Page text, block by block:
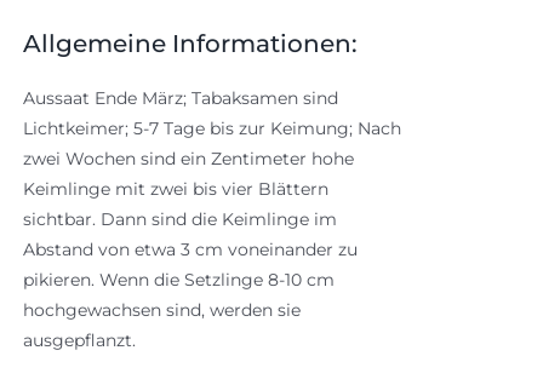
Allgemeine Informationen:
Aussaat Ende März; Tabaksamen sind
Lichtkeimer; 5-7 Tage bis zur Keimung; Nach
zwei Wochen sind ein Zentimeter hohe
Keimlinge mit zwei bis vier Blättern
sichtbar. Dann sind die Keimlinge im
Abstand von etwa 3 cm voneinander zu
pikieren. Wenn die Setzlinge 8-10 cm
hochgewachsen sind, werden sie
ausgepflanzt.